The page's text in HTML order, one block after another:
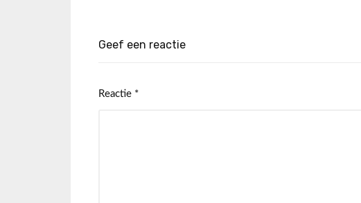
Geef een reactie
Reactie *